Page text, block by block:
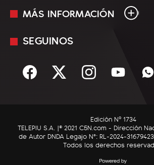
En Vivo
Sociedad
C5N Autos
RatingCero
MÁS INFORMACIÓN
Mediakit
Términos y condiciones
SEGUINOS
Edición Nº 1734
TELEPIU S.A. |© 2021 C5N.com - Dirección
de Autor DNDA Legajo N°: RL-2024-
Todos los derechos